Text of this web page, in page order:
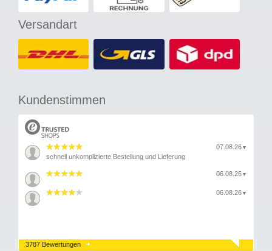
Versandart
Kundenstimmen
07.08.26 ▼
schnell unkomplizierte Bestellung und Lieferung
06.08.26 ▼
06.08.26 ▼
3787 Bewertungen